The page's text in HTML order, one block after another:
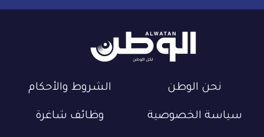
نحن الوطن الشروط والأحكام
سياسة الخصوصية وظائف شاغرة